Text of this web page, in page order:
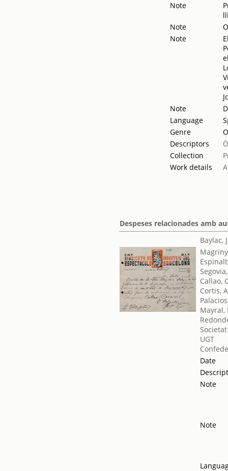
Note
Note
Note
Note
Language
Genre
Descriptors
Collection
Work details
Despeses relacionades amb
Baylac,
Callao,
Cortis,
Mayral,
UGT
Date
Note
Note